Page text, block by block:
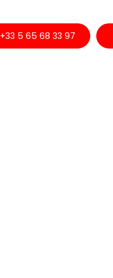
+33 5 65 68 33 97